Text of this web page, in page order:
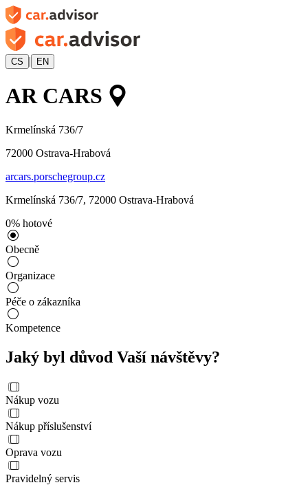
CS | EN
AR CARS
Krmelínská 736/7
72000 Ostrava-Hrabová
arcars.porschegroup.cz
Krmelínská 736/7, 72000 Ostrava-Hrabová
0% hotové
Obecně
Organizace
Péče o zákazníka
Kompetence
Jaký byl důvod Vaší návštěvy?
Nákup vozu
Nákup příslušenství
Oprava vozu
Pravidelný servis